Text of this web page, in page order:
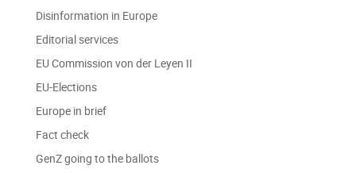
Disinformation in Europe
Editorial services
EU Commission von der Leyen II
EU-Elections
Europe in brief
Fact check
GenZ going to the ballots